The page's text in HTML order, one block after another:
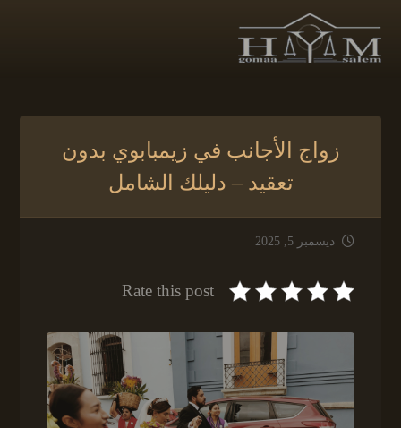
زواج الأجانب في زيمبابوي بدون
تعقيد – دليلك الشامل
ديسمبر 5, 2025
Rate this post